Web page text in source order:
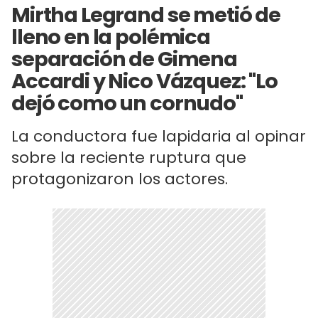
Mirtha Legrand se metió de
lleno en la polémica
separación de Gimena
Accardi y Nico Vázquez: "Lo
dejó como un cornudo"
La conductora fue lapidaria al opinar
sobre la reciente ruptura que
protagonizaron los actores.